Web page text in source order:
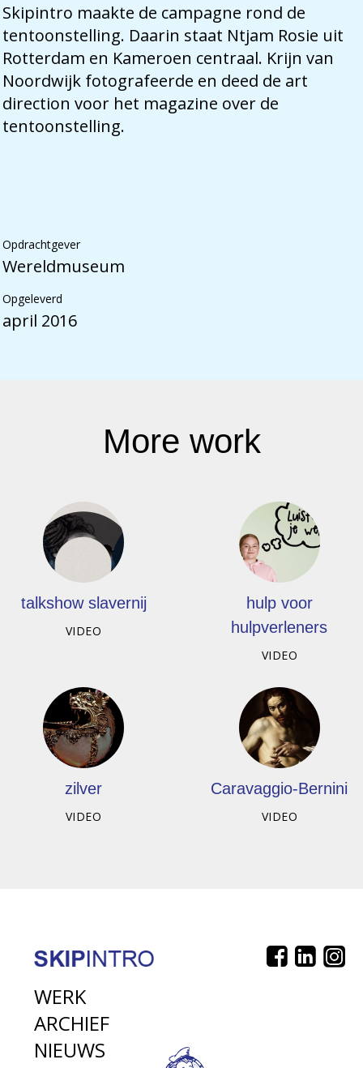
Skipintro maakte de campagne rond de
tentoonstelling. Daarin staat Ntjam Rosie uit
Rotterdam en Kameroen centraal. Krijn van
Noordwijk fotografeerde en deed de art
direction voor het magazine over de
tentoonstelling.
Opdrachtgever
Wereldmuseum
Opgeleverd
april 2016
More work
talkshow slavernij
VIDEO
hulp voor
hulpverleners
VIDEO
zilver
VIDEO
Caravaggio-Bernini
VIDEO
WERK
ARCHIEF
NIEUWS